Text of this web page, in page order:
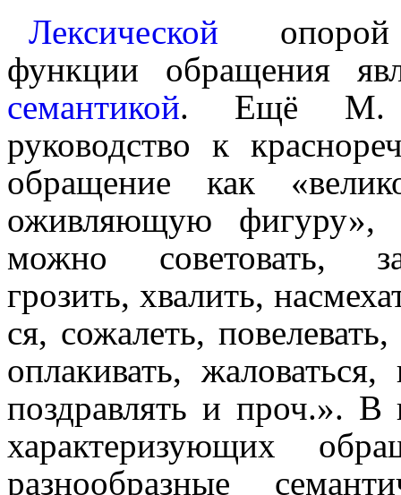
Лексической опорой
функции обращения
семантикой. Ещё М. В.
руководство к
обра­ще­ние как
оживляющую фигуру»,
можно советовать,
грозить, хвалить,
ся, сожалеть,
оплакивать, жаловаться,
поздравлять и проч.». В
характеризующих
разно­образ­ные